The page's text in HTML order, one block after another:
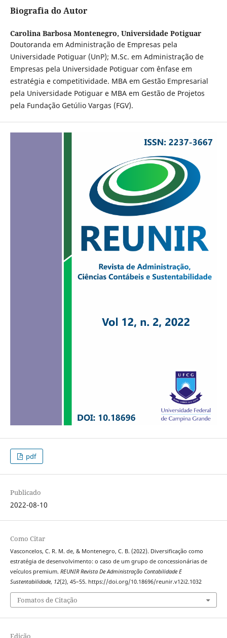
Biografia do Autor
Carolina Barbosa Montenegro, Universidade Potiguar
Doutoranda em Administração de Empresas pela
Universidade Potiguar (UnP); M.Sc. em Administração de
Empresas pela Universidade Potiguar com ênfase em
estratégia e competitividade. MBA em Gestão Empresarial
pela Universidade Potiguar e MBA em Gestão de Projetos
pela Fundação Getúlio Vargas (FGV).
pdf
Publicado
2022-08-10
Como Citar
Vasconcelos, C. R. M. de, & Montenegro, C. B. (2022). Diversificação como
estratégia de desenvolvimento: o caso de um grupo de concessionárias de
veículos premium. REUNIR Revista De Administração Contabilidade E
Sustentabilidade, 12(2), 45–55. https://doi.org/10.18696/reunir.v12i2.1032
Fomatos de Citação
Edição